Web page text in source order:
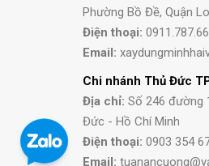
Phường Bồ Đề, Quận
Điện thoại:
Email:
Chi nhánh Thủ Đức
Địa chỉ: Số 246 đường
Đức - Hồ Chí Minh
Điện thoại: 0903 354
Email: